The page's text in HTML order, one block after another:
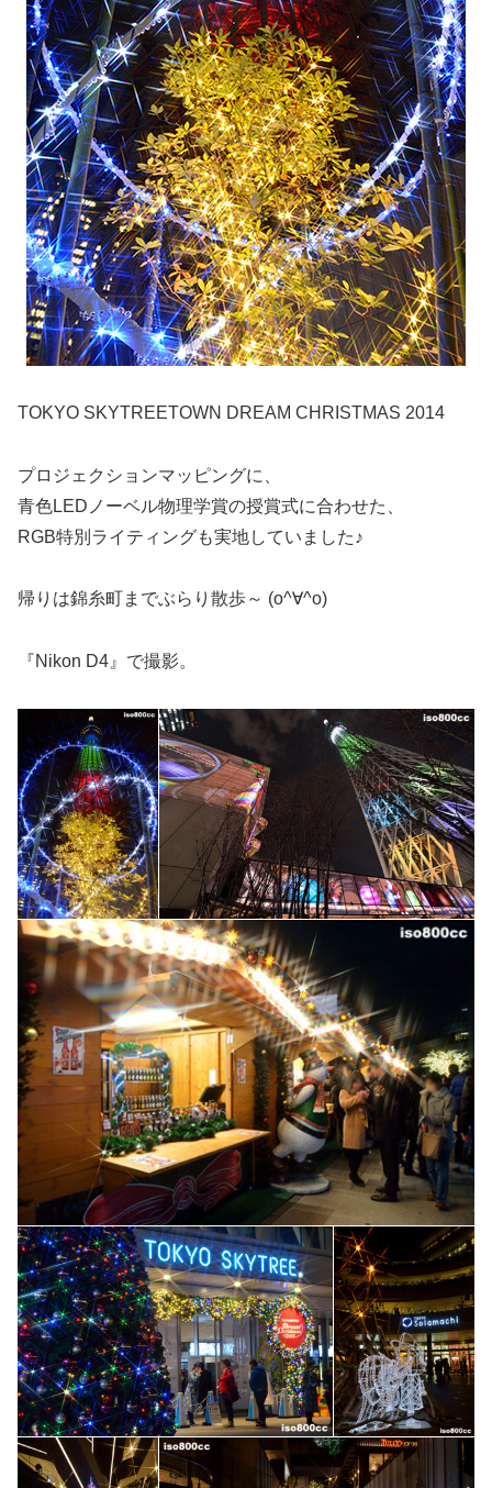
TOKYO SKYTREETOWN DREAM CHRISTMAS 2014
プロジェクションマッピングに、
青色LEDノーベル物理学賞の授賞式に合わせた、
RGB特別ライティングも実地していました♪
帰りは錦糸町までぶらり散歩～ (o^∀^o)
『Nikon D4』で撮影。